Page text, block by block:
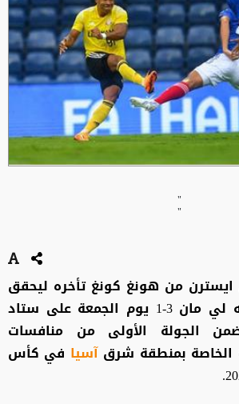
"
"
من هونغ كونغ تأخره ليحقق
الفوز على مواطنه لي مان 3-1 يوم الجمعة على ستاد
ضمن الجولة الأولى من منافسات
الخاصة بمنطقة شرق آسيا في كأس